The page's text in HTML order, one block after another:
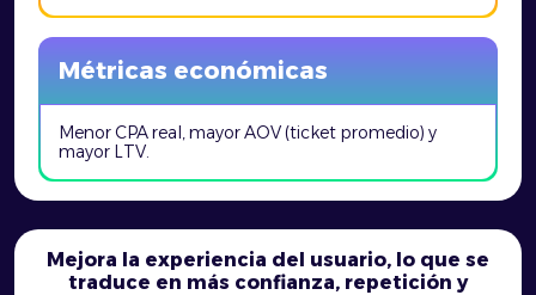
Métricas económicas
Menor CPA real, mayor AOV (ticket promedio) y
mayor LTV.
Mejora la experiencia del usuario, lo que se
traduce en más confianza, repetición y